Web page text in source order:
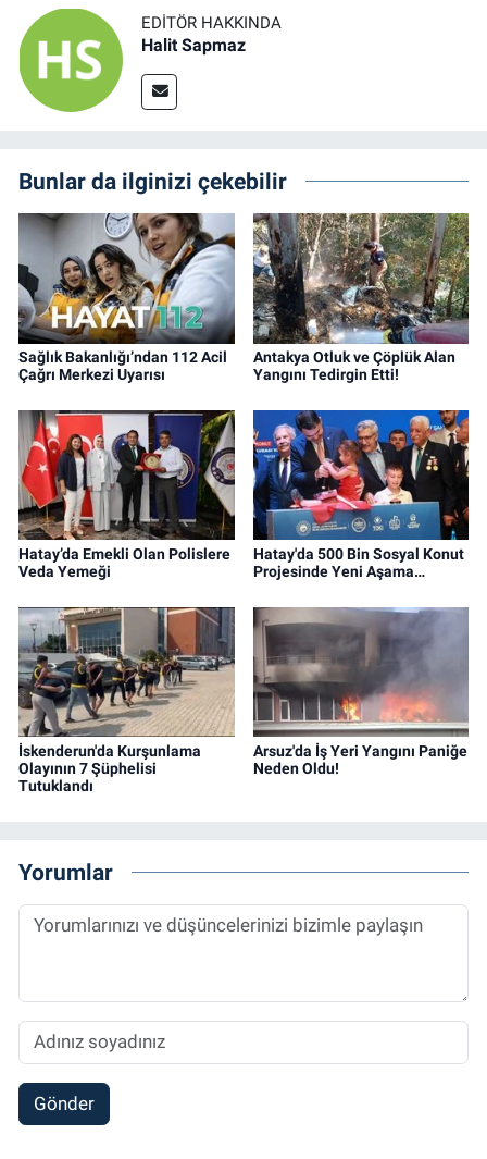
EDITÖR HAKKINDA
Halit Sapmaz
Bunlar da ilginizi çekebilir
Sağlık Bakanlığı’ndan 112 Acil
Çağrı Merkezi Uyarısı
Antakya Otluk ve Çöplük Alan
Yangını Tedirgin Etti!
Hatay’da Emekli Olan Polislere
Veda Yemeği
Hatay'da 500 Bin Sosyal Konut
Projesinde Yeni Aşama…
İskenderun'da Kurşunlama
Olayının 7 Şüphelisi
Tutuklandı
Arsuz'da İş Yeri Yangını Paniğe
Neden Oldu!
Yorumlar
Gönder